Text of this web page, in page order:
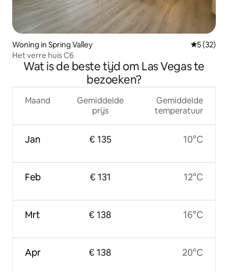
Woning in Spring Valley
5 (32)
Het verre huis C6
Wat is de beste tijd om Las Vegas te
bezoeken?
Maand
Jan
Feb
Mrt
Apr
Gemiddelde
prijs
€ 135
€ 131
€ 138
€ 138
Gemiddelde
temperatuur
10°C
12°C
16°C
20°C